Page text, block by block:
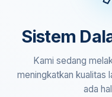
Sistem
Kami sedang
meningkatkan kualitas
ada